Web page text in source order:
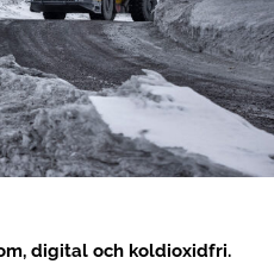
digital och koldioxidfri.